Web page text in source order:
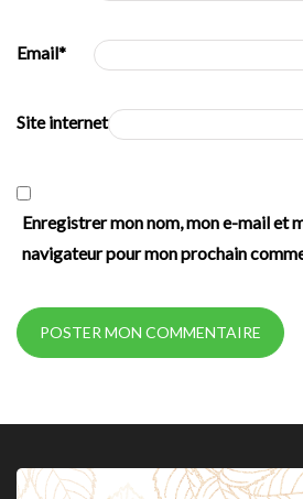
Email*
Site internet
Enregistrer mon nom, mon e-mail et
navigateur pour mon prochain